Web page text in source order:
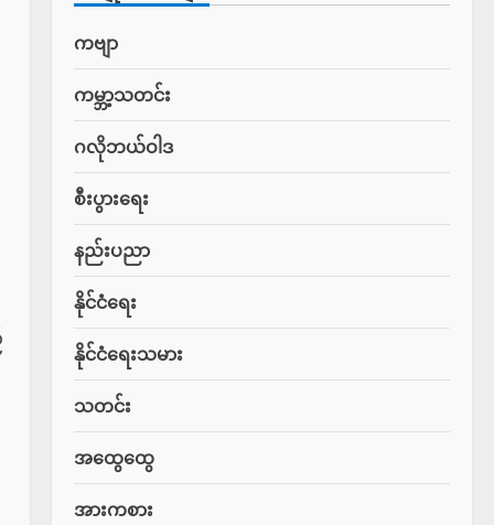
ကဗျာ
ကမ္ဘာ့သတင်း
ဂလိုဘယ်ဝါဒ
စီးပွားရေး
နည်းပညာ
နိုင်ငံရေး
နိုင်ငံရေးသမား
သတင်း
အထွေထွေ
အားကစား